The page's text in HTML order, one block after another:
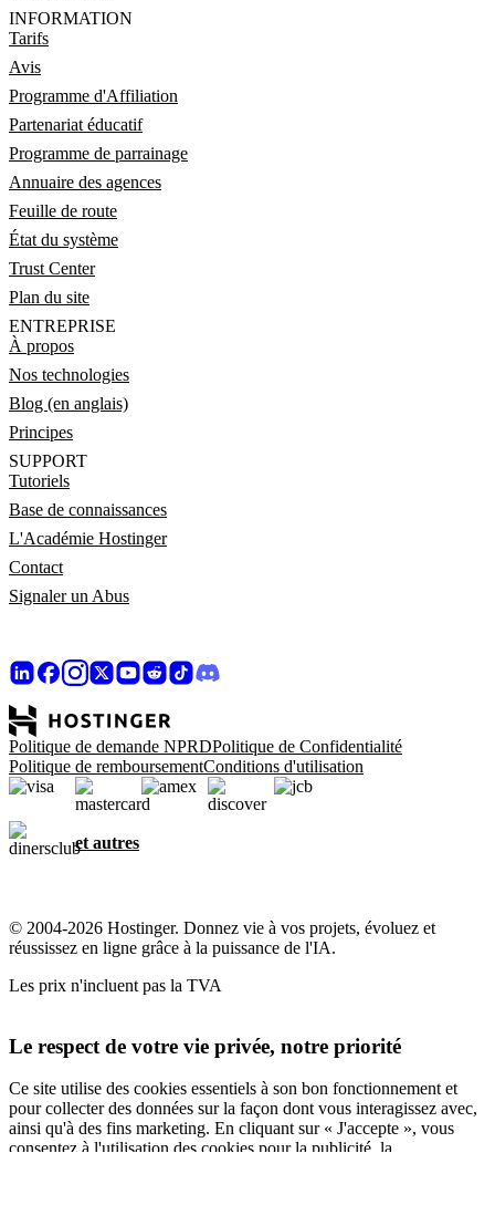
INFORMATION
Tarifs
Avis
Programme d'Affiliation
Partenariat éducatif
Programme de parrainage
Annuaire des agences
Feuille de route
État du système
Trust Center
Plan du site
ENTREPRISE
À propos
Nos technologies
Blog (en anglais)
Principes
SUPPORT
Tutoriels
Base de connaissances
L'Académie Hostinger
Contact
Signaler un Abus
Politique de demande NPRDPolitique de Confidentialité
Politique de remboursementConditions d'utilisation
et autres
© 2004-2026 Hostinger. Donnez vie à vos projets, évoluez et
réussissez en ligne grâce à la puissance de l'IA.
Les prix n'incluent pas la TVA
Le respect de votre vie privée, notre priorité
Ce site utilise des cookies essentiels à son bon fonctionnement et
pour collecter des données sur la façon dont vous interagissez avec,
ainsi qu'à des fins marketing. En cliquant sur « J'accepte », vous
consentez à l'utilisation des cookies pour la publicité, la